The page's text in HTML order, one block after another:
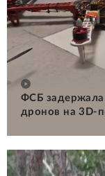
ФСБ задержала
дронов на 3D-